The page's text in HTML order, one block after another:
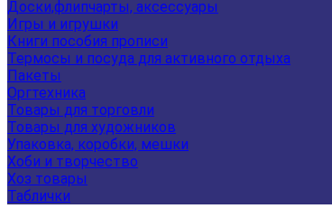
Доски,флипчарты, аксессуары
Игры и игрушки
Книги пособия прописи
Термосы и посуда для активного отдыха
Пакеты
Оргтехника
Товары для торговли
Товары для художников
Упаковка, коробки, мешки
Хоби и творчество
Хоз товары
Таблички